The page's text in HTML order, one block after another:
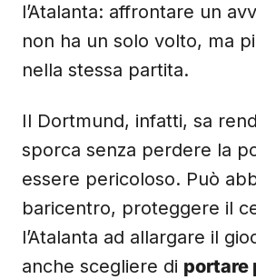
l’Atalanta: affrontare un
non ha un solo volto, ma
nella stessa partita.
Il Dortmund, infatti, sa
sporca senza perdere la
essere pericoloso. Può
baricentro, proteggere il
l’Atalanta ad allargare il
anche scegliere di portare